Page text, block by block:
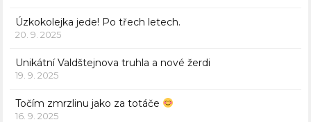
Úzkokolejka jede! Po třech letech.
20. 9. 2025
Unikátní Valdštejnova truhla a nové žerdi
19. 9. 2025
Točím zmrzlinu jako za totáče
16. 9. 2025